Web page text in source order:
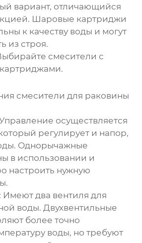
вариант, отличающийся
Шаровые картриджи
к качеству воды и могут
из строя.
смесители с
смесители для раковины
осуществляется
регулирует и напор,
Однорычажные
в использовании и
настроить нужную
Имеют два вентиля для
воды. Двухвентильные
более точно
воды, но требуют